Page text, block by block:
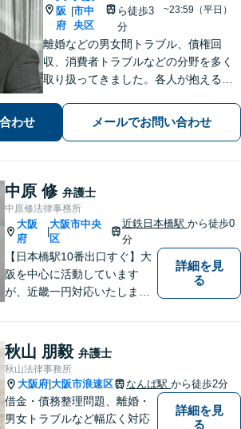
阪
府
|市中
央区
ら徒歩3
分
~23:59（平日）
離婚などの男女間トラブル、債権回
収、消費者トラブルなどの分野を多く
取り扱ってきました。各人が抱えるト
法があります。詳細な打ち合わせをさ
せていただきます。お気軽にお問い合
わせ メールでお問い合わせ
中原 修 弁護士
中原修法律事務所
大阪
府
|
大阪市中央
区
近鉄日本橋駅から徒歩0
分
【日本橋駅10番出口すぐ】大
阪を中心に活動しています
が、近畿一円対応いたしま
婚・相続といった身の回りの
トラブルから、刑事・詐欺、
公害・行政事件まであらゆる
問題のご相談を承ります。小
さな悩み事でもお気軽にお問
合わせください。
詳細を見
る
秋山 朋毅 弁護士
秋山法律事務所
大阪府 大阪市浪速区 なんば駅 から徒歩2分
借金・債務整理問題、離婚・
男女トラブルなど幅広く対応
詳細を見
る